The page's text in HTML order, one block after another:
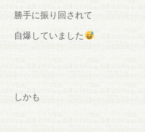
勝手に振り回されて
自爆していました
しかも